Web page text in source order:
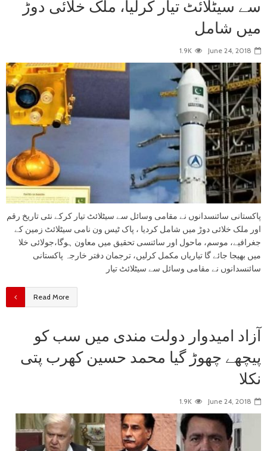
سے سیٹلائٹ تیار کرلیا، ملک خلائی دوڑ
میں شامل
June 24, 2018
1.9K
پاکستانی سائنسدانوں نے مقامی وسائل سے سیٹلائٹ تیار کرکے نئی تاریخ رقم
‌اور ملک خلائی دوڑ میں شامل کردیا ، پاک ٹیس ون نامی سیٹلائٹ زمین کے
جغرافیے، موسم، ماحول اور سائنسی تحقیق میں معاون ہوگا،جولائی خلا
میں بھیجا جائے گا‌ تیاریاں مکمل کرلیں، ترجمان دفتر خارجہ پاکستانی
سائنسدانوں نے مقامی وسائل سے سیٹلائٹ تیار
Read More
آزاد امیدوار دولت مندی میں سب کو
پیچھے چھوڑ گیا محمد حسین کھرب پتی
نکلا
June 24, 2018
1.9K